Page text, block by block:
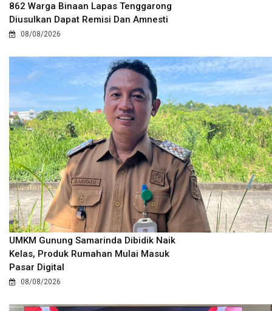
862 Warga Binaan Lapas Tenggarong
Diusulkan Dapat Remisi Dan Amnesti
08/08/2026
UMKM Gunung Samarinda Dibidik Naik
Kelas, Produk Rumahan Mulai Masuk
Pasar Digital
08/08/2026